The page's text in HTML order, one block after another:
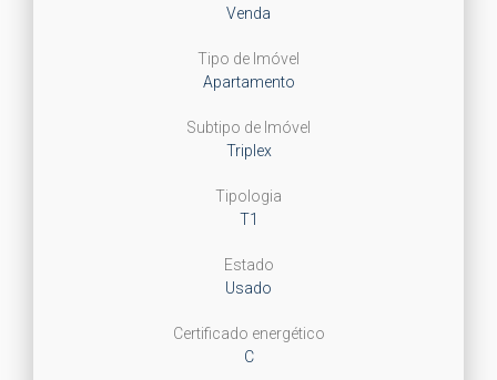
Venda
Tipo de Imóvel
Apartamento
Subtipo de Imóvel
Triplex
Tipologia
T1
Estado
Usado
Certificado energético
C